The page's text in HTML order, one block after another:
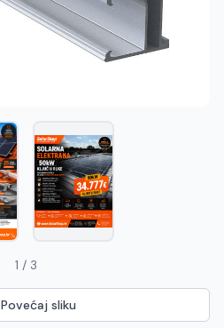
1 / 3
Povećaj sliku